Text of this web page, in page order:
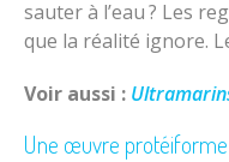
sauter à l’eau ? Les
que la réalité ignore.
Voir aussi :
Une œuvre protéiforme